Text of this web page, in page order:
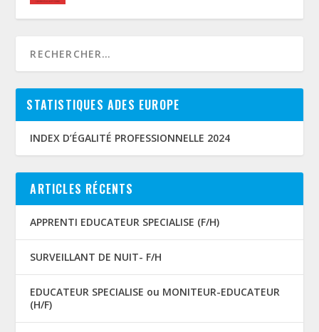
STATISTIQUES ADES EUROPE
INDEX D’ÉGALITÉ PROFESSIONNELLE 2024
ARTICLES RÉCENTS
APPRENTI EDUCATEUR SPECIALISE (F/H)
SURVEILLANT DE NUIT- F/H
EDUCATEUR SPECIALISE ou MONITEUR-EDUCATEUR
(H/F)